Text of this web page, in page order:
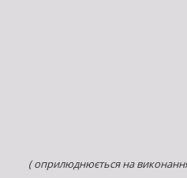
( оприлюднюється на